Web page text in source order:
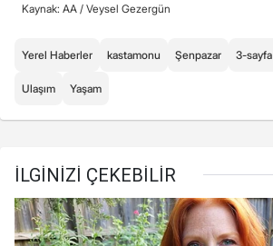
Kaynak: AA / Veysel Gezergün
Yerel Haberler kastamonu Şenpazar 3-sayfa
Ulaşım Yaşam